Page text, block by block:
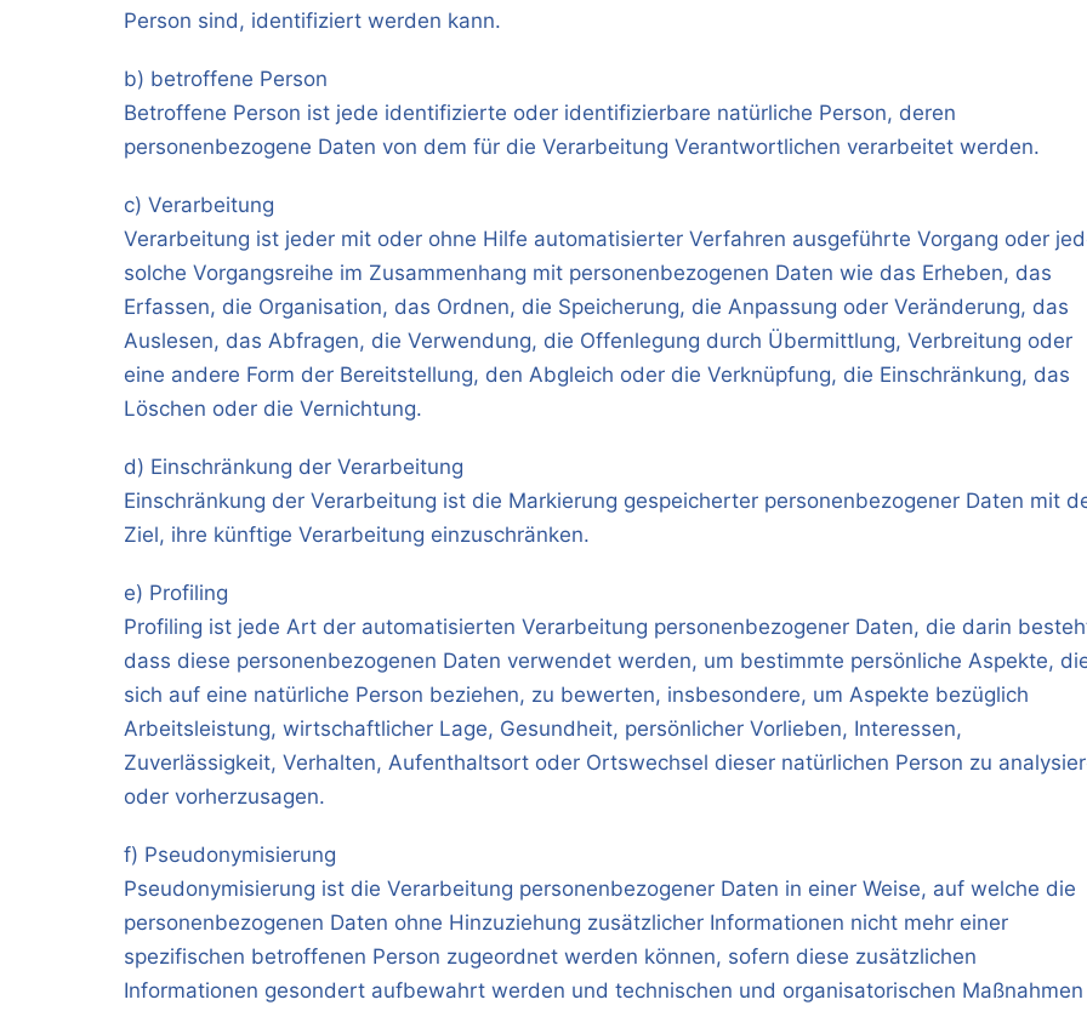
Person sind, identifiziert werden kann.
b) betroffene Person
Betroffene Person ist jede identifizierte oder identifizierbare natürliche Person, deren
personenbezogene Daten von dem für die Verarbeitung Verantwortlichen verarbeitet werden.
c) Verarbeitung
Verarbeitung ist jeder mit oder ohne Hilfe automatisierter Verfahren ausgeführte Vorgang oder
solche Vorgangsreihe im Zusammenhang mit personenbezogenen Daten wie das Erheben, das
Erfassen, die Organisation, das Ordnen, die Speicherung, die Anpassung oder Veränderung, das
Auslesen, das Abfragen, die Verwendung, die Offenlegung durch Übermittlung, Verbreitung oder
eine andere Form der Bereitstellung, den Abgleich oder die Verknüpfung, die Einschränkung, das
Löschen oder die Vernichtung.
d) Einschränkung der Verarbeitung
Einschränkung der Verarbeitung ist die Markierung gespeicherter personenbezogener Daten mit
Ziel, ihre künftige Verarbeitung einzuschränken.
e) Profiling
Profiling ist jede Art der automatisierten Verarbeitung personenbezogener Daten, die darin
dass diese personenbezogenen Daten verwendet werden, um bestimmte persönliche Aspekte,
sich auf eine natürliche Person beziehen, zu bewerten, insbesondere, um Aspekte bezüglich
Arbeitsleistung, wirtschaftlicher Lage, Gesundheit, persönlicher Vorlieben, Interessen,
Zuverlässigkeit, Verhalten, Aufenthaltsort oder Ortswechsel dieser natürlichen Person zu
oder vorherzusagen.
f) Pseudonymisierung
Pseudonymisierung ist die Verarbeitung personenbezogener Daten in einer Weise, auf welche die
personenbezogenen Daten ohne Hinzuziehung zusätzlicher Informationen nicht mehr einer
spezifischen betroffenen Person zugeordnet werden können, sofern diese zusätzlichen
Informationen gesondert aufbewahrt werden und technischen und organisatorischen Maßnahmen